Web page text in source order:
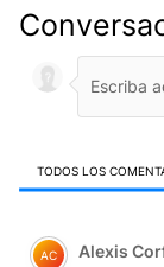
TODOS LOS
Comentario de
AC Alexis